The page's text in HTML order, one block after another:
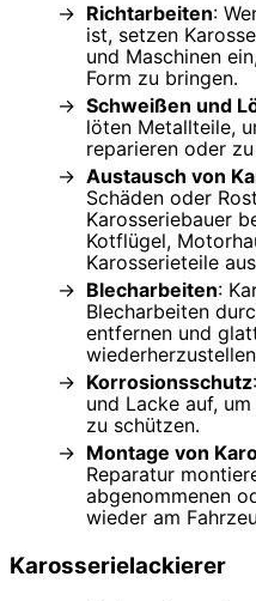
Richtarbeiten:
ist, setzen
und Maschinen
Form zu bringen.
Schweißen und
löten Metallteile,
reparieren oder
Austausch von
Schäden oder
Karosseriebauer
Kotflügel,
Karosserieteile
Blecharbeiten:
Blecharbeiten
entfernen und
Korrosionsschutz
und Lacke auf,
zu schützen.
Montage von
Reparatur
abgenommenen
wieder am
Karosserielackierer